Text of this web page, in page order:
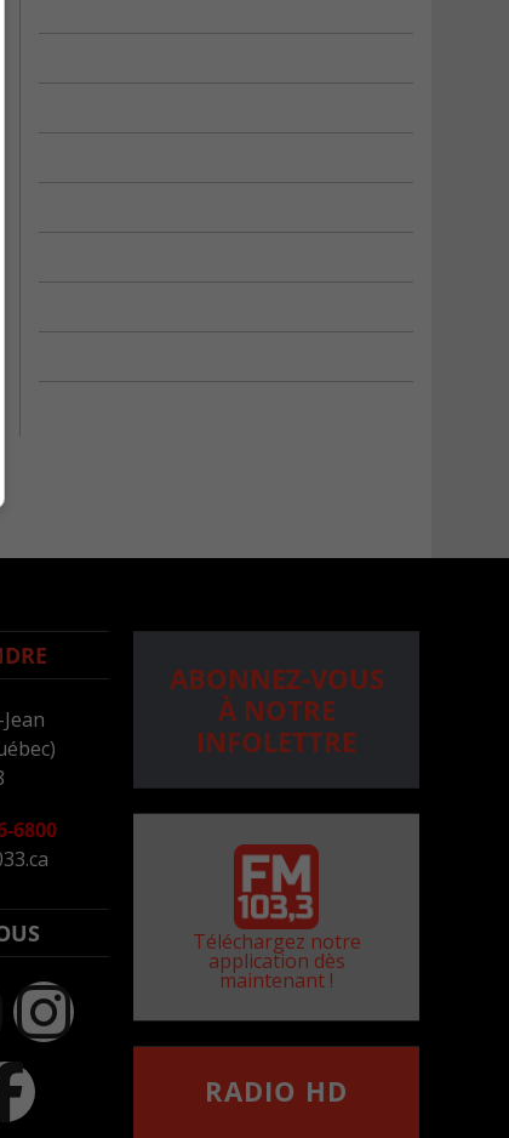
6800
ABONNEZ-VOUS
À NOTRE
INFOLETTRE
Téléchargez notre
application dès
maintenant !
RADIO HD